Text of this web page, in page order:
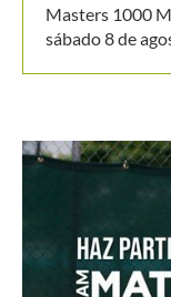
Masters 1000
sábado 8 de